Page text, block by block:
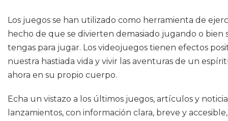
Los juegos se han utilizado como herramienta de
hecho de que se divierten demasiado jugando o
tengas para jugar. Los videojuegos tienen efectos
nuestra hastiada vida y vivir las aventuras de un
ahora en su propio cuerpo.
Echa un vistazo a los últimos juegos, artículos y
lanzamientos, con información clara, breve y